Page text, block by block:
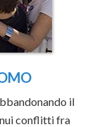
il
conflitti fra